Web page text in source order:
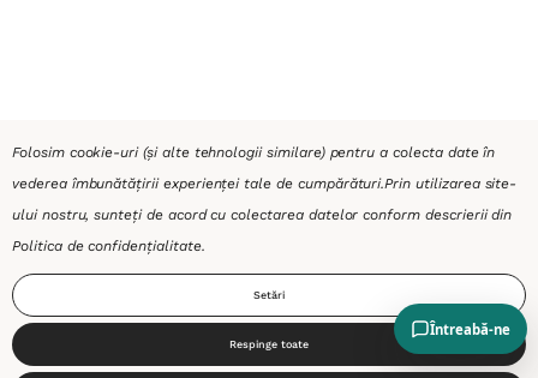
Folosim cookie-uri (și alte tehnologii similare) pentru a colecta date în
vederea îmbunătățirii experienței tale de cumpărături.Prin utilizarea site-
ului nostru, sunteți de acord cu colectarea datelor conform descrierii din
Politica de confidențialitate.
Setări
Respinge toate